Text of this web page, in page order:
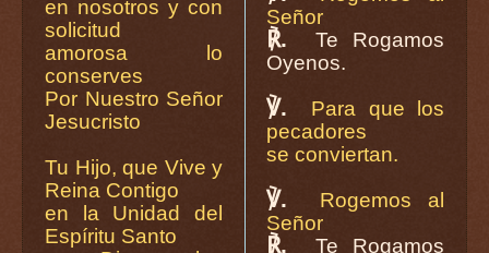
en nosotros y con
solicitud
amorosa lo
conserves
Por Nuestro Señor
Jesucristo
Tu Hijo, que Vive y
Reina Contigo
en la Unidad del
Espíritu Santo
Señor
℟.
Te Rogamos
Oyenos.
℣.
Para que los
pecadores
se conviertan.
℣.
Rogemos al
Señor
℟.
Te Rogamos